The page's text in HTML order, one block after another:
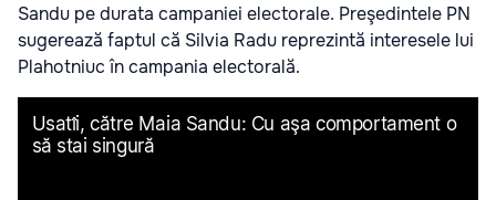
Sandu pe durata campaniei electorale. Preşedintele PN
sugerează faptul că Silvia Radu reprezintă interesele lui
Plahotniuc în campania electorală.